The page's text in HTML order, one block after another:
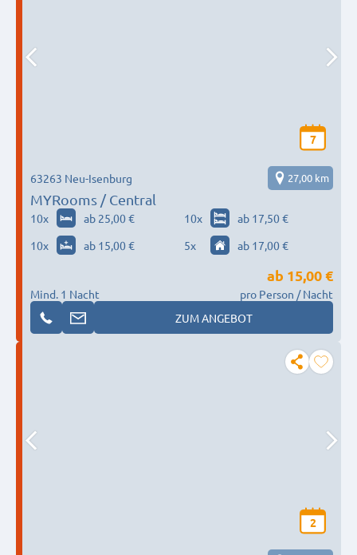
7
MYRooms / Central
63263 Neu-Isenburg 27,00 km
10x ab 25,00 € 10x
ab 17,50 €
10x ab 15,00 € 5x ab 17,00 €
Mind. 1 Nacht
ab 15,00 €
pro Person / Nacht
ZUM ANGEBOT
2